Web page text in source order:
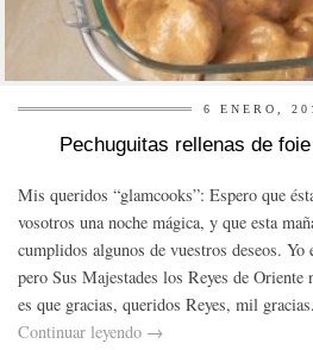
6 ENERO,
Pechuguitas rellenas de
Mis queridos “glamcooks”: Espero que
vosotros una noche mágica, y que esta
cumplidos algunos de vuestros deseos. Yo
pero Sus Majestades los Reyes de
es que gracias, queridos Reyes, mil
Continuar leyendo →